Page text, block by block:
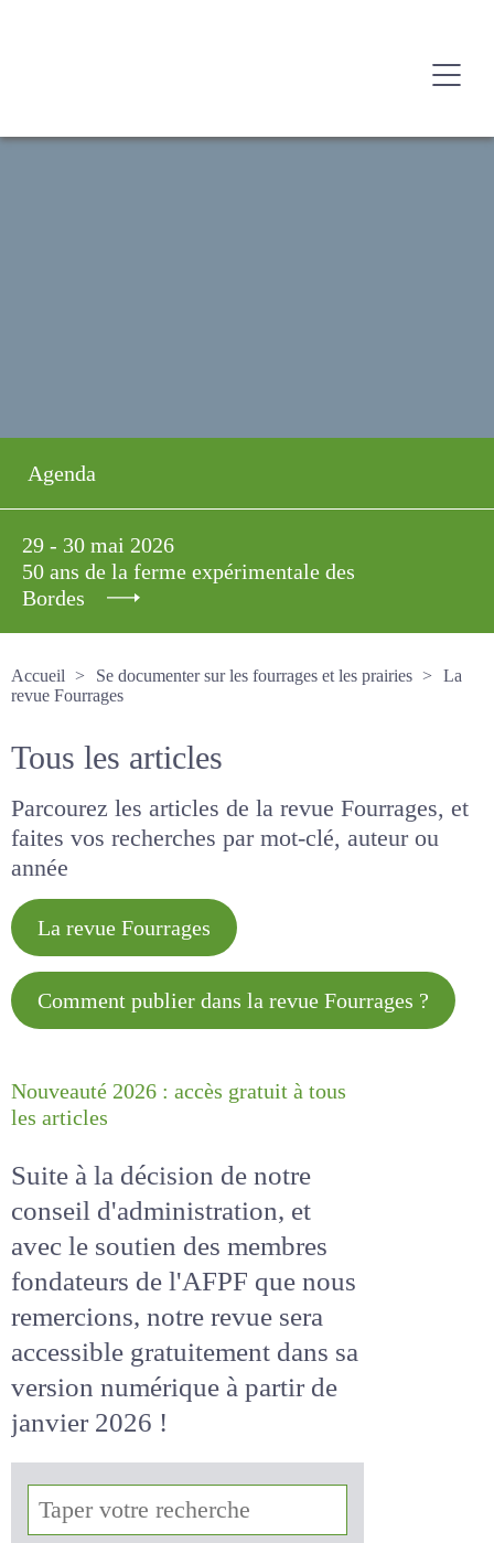
Agenda
29 - 30 mai 2026
50 ans de la ferme expérimentale des
Bordes
Accueil
Se documenter sur les fourrages et les prairies
La revue Fourrages
Tous les articles
Parcourez les articles de la revue Fourrages, et
faites vos recherches par mot-clé, auteur ou
année
La revue Fourrages
Comment publier dans la revue
Nouveauté 2026 : accès gratuit à
Suite à la décision de notre
conseil d'administration, et
avec le soutien des membres
fondateurs de l'AFPF que nous
remercions, notre revue sera
accessiblegratuitementdans
sa version numérique
de janvier 2026 !